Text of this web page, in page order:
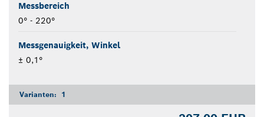
Messbereich
0° - 220°
Messgenauigkeit, Winkel
± 0,1°
Varianten: 1